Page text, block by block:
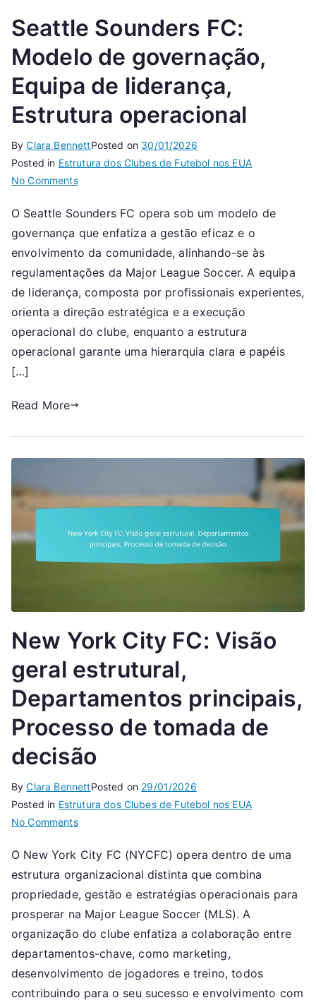
Seattle Sounders FC:
Modelo de governação,
Equipa de liderança,
Estrutura operacional
ByClara BennettPosted on 30/01/2026
Posted in Estrutura dos Clubes de Futebol nos EUA
No Commentson
Sounders
FC:
Modelo
de
Equipa
de
liderança,
Estrutura
O Seattle Sounders FC opera sob um modelo de
governança que enfatiza a gestão eficaz e o
envolvimento da comunidade, alinhando-se às
regulamentações da Major League Soccer. A equipa
de liderança, composta por profissionais experientes,
orienta a direção estratégica e a execução
operacional do clube, enquanto a estrutura
operacional garante uma hierarquia clara e papéis
[…]
Read More
New York City FC: Visão
geral estrutural,
Departamentos principais,
Processo de tomada de
decisão
ByClara BennettPosted on 29/01/2026
Posted in Estrutura dos Clubes de Futebol nos EUA
No Commentson
York
City
FC:
Visão
geral
Departamentos
principais,
Processo
O New York City FC (NYCFC) opera dentro de uma
estrutura organizacional distinta que combina
propriedade, gestão e estratégias operacionais para
prosperar na Major League Soccer (MLS). A
organização do clube enfatiza a colaboração entre
departamentos-chave, como marketing,
desenvolvimento de jogadores e treino, todos
contribuindo para o seu sucesso e envolvimento com